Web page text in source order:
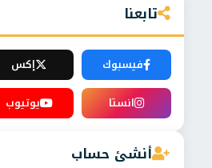
تابعنا
فيسبوك إكس
انستا
يوتيوب
أنشئ حساب